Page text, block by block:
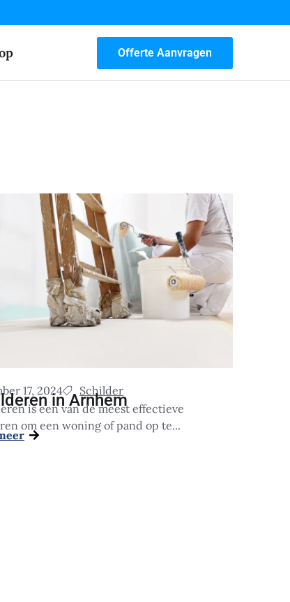
Offerte Aanvragen
17, 2024 Schilder
in Arnhem
is een van de meest effectieve
om een woning of pand op te...